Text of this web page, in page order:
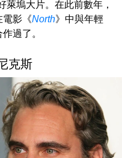
萊塢大片。在此前數年，
電影《North》中與年輕
過了。
克斯